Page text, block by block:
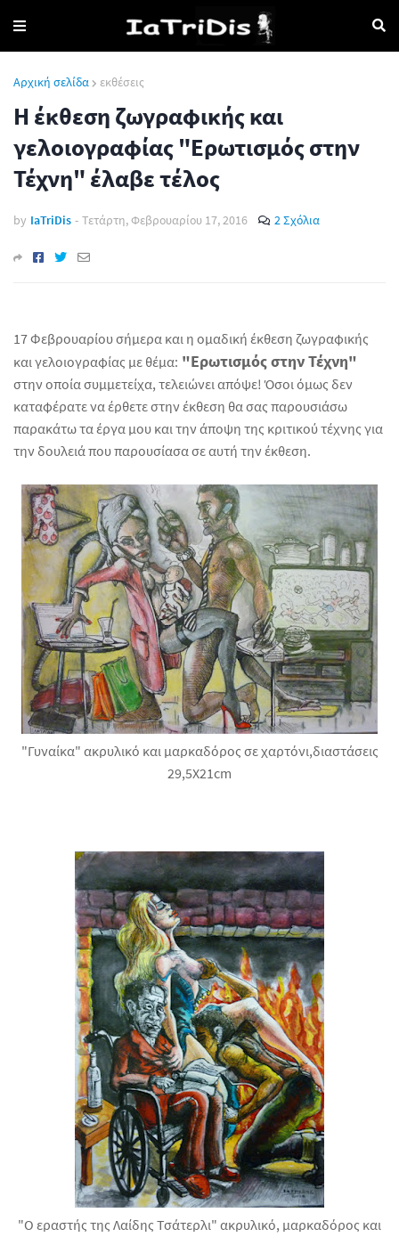
Αρχική σελίδα εκθέσεις
Η έκθεση ζωγραφικής και
γελοιογραφίας "Ερωτισμός στην
Τέχνη" έλαβε τέλος
by IaTriDis - Τετάρτη, Φεβρουαρίου 17, 2016 2 Σχόλια
17 Φεβρουαρίου σήμερα και η ομαδική έκθεση ζωγραφικής
και γελοιογραφίας με θέμα: "Ερωτισμός στην Τέχνη"
στην οποία συμμετείχα, τελειώνει απόψε! Όσοι όμως δεν
καταφέρατε να έρθετε στην έκθεση θα σας παρουσιάσω
παρακάτω τα έργα μου και την άποψη της κριτικού τέχνης για
την δουλειά που παρουσίασα σε αυτή την έκθεση.
"Γυναίκα" ακρυλικό και μαρκαδόρος σε χαρτόνι,διαστάσεις
29,5X21cm
"Ο εραστής της Λαίδης Τσάτερλι" ακρυλικό, μαρκαδόρος και